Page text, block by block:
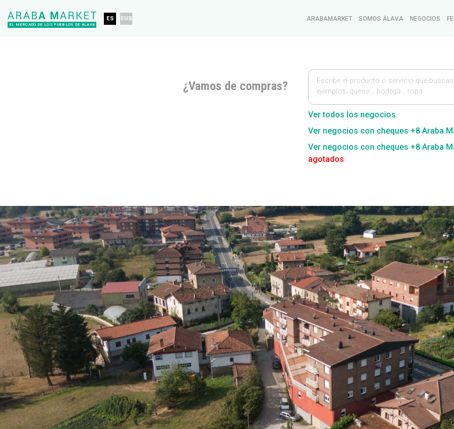
EL MERCADO DE LOS PUEBLOS DE ÁLAVA
ES EUS ARABAMARKET SOMOS ÁLAVA NEGOCIOS
¿Vamos de compras?
Escribe el producto o servicio que
ejemplos; queso… bodega… ropa
Ver todos los negocios
Ver negocios con cheques +8 Araba
Ver negocios con cheques +8 Araba
agotados